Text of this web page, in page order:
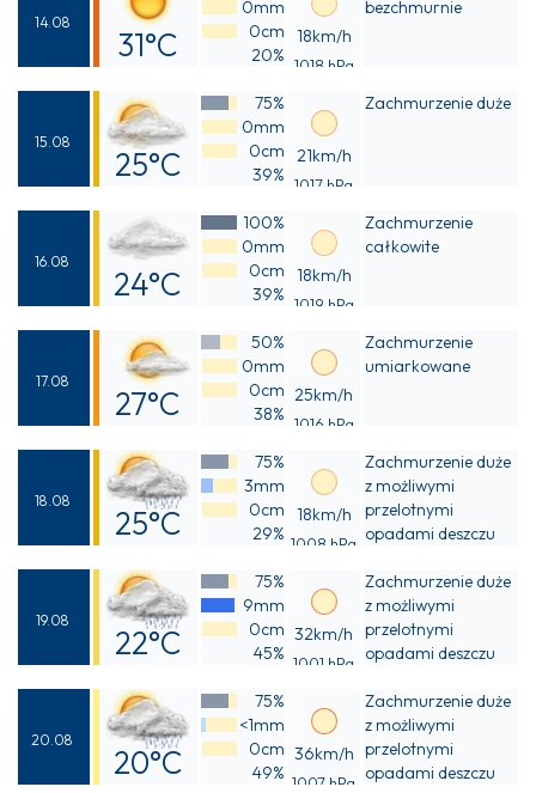
14.08
31°C
29°C
0mm
0cm
20%
18km/h
1018 hPa
bezchmurnie
15.08
25°C
24°C
75%
0mm
0cm
39%
21km/h
1017 hPa
Zachmurzenie duże
16.08
24°C
24°C
100%
0mm
0cm
39%
18km/h
1019 hPa
Zachmurzenie
całkowite
17.08
27°C
27°C
50%
0mm
0cm
38%
25km/h
1016 hPa
Zachmurzenie
umiarkowane
18.08
25°C
25°C
75%
3mm
0cm
29%
18km/h
1008 hPa
Zachmurzenie duże
z możliwymi
przelotnymi
opadami deszczu
19.08
22°C
21°C
75%
9mm
0cm
45%
32km/h
1001 hPa
Zachmurzenie duże
z możliwymi
przelotnymi
opadami deszczu
20.08
20°C
75%
<1mm
0cm
49%
36km/h
1007 hPa
Zachmurzenie duże
z możliwymi
przelotnymi
opadami deszczu